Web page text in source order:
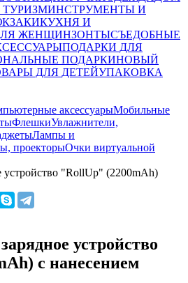
ТУРИЗМИНСТРУМЕНТЫ И
КУХНЯ И
ЖЕНЩИНЗОНТЫСЪЕДОБНЫЕ
ПОДАРКИ ДЛЯ
ПОДАРКИНОВЫЙ
ДЛЯ ДЕТЕЙУПАКОВКА
аксессуарыМобильные
ФлешкиУвлажнители,
Лампы и
проекторыОчки виртуальной
устройство "RollUp" (2200mAh)
устройство
с нанесением